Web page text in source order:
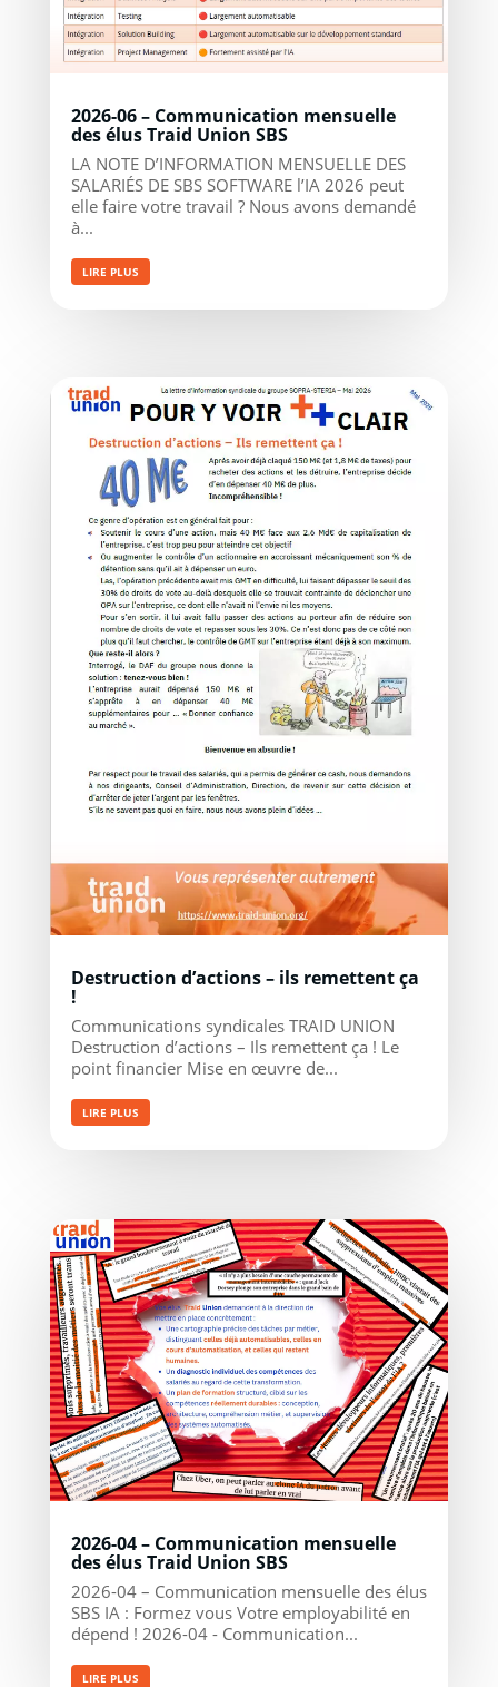
2026-06 – Communication mensuelle
des élus Traid Union SBS
LA NOTE D’INFORMATION MENSUELLE DES
SALARIÉS DE SBS SOFTWARE l’IA 2026 peut
elle faire votre travail ? Nous avons demandé
à...
LIRE PLUS
Destruction d’actions – ils remettent ça
!
Communications syndicales TRAID UNION
Destruction d’actions – Ils remettent ça ! Le
point financier Mise en œuvre de...
LIRE PLUS
2026-04 – Communication mensuelle
des élus Traid Union SBS
2026-04 – Communication mensuelle des élus
SBS IA : Formez vous Votre employabilité en
dépend ! 2026-04 - Communication...
LIRE PLUS